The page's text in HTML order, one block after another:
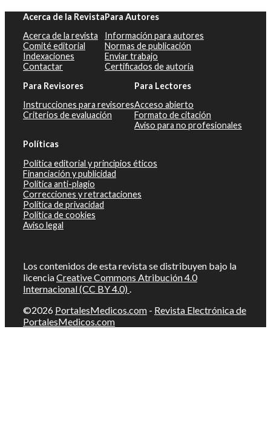
Acerca de la Revista
Acerca de la revista
Comité editorial
Indexaciones
Contactar
Para Autores
Información para autores
Normas de publicación
Enviar trabajo
Certificados de autoría
Para Revisores
Instrucciones para revisores
Criterios de evaluación
Para Lectores
Acceso abierto
Formato de citación
Aviso para no profesionales
Políticas
Política editorial y principios éticos
Financiación y publicidad
Política anti-plagio
Correcciones y retractaciones
Política de privacidad
Política de cookies
Aviso legal
Los contenidos de esta revista se distribuyen bajo la
licenciaCreative Commons Atribución 4.0
Internacional (CC BY 4.0) .
©2026 PortalesMedicos.com - Revista Electrónica de
PortalesMedicos.com